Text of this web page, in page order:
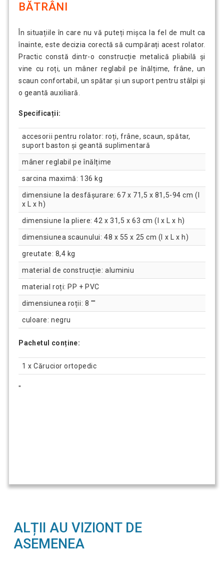
BĂTRÂNI
În situațiile în care nu vă puteți mișca la fel de mult ca
înainte, este decizia corectă să cumpărați acest rolator.
Practic constă dintr-o construcție metalică pliabilă și
vine cu roți, un mâner reglabil pe înălțime, frâne, un
scaun confortabil, un spătar și un suport pentru stâlpi și
o geantă auxiliară.
Specificații:
accesorii pentru rolator: roți, frâne, scaun, spătar,
suport baston și geantă suplimentară
mâner reglabil pe înălțime
sarcina maximă: 136 kg
dimensiune la desfășurare: 67 x 71,5 x 81,5-94 cm (l
x L x h)
dimensiune la pliere: 42 x 31,5 x 63 cm (l x L x h)
dimensiunea scaunului: 48 x 55 x 25 cm (l x L x h)
greutate: 8,4 kg
material de construcție: aluminiu
material roți: PP + PVC
dimensiunea roții: 8 ""
culoare: negru
Pachetul conține:
1 x Cărucior ortopedic
"
ALȚII AU VIZIONT DE
ASEMENEA